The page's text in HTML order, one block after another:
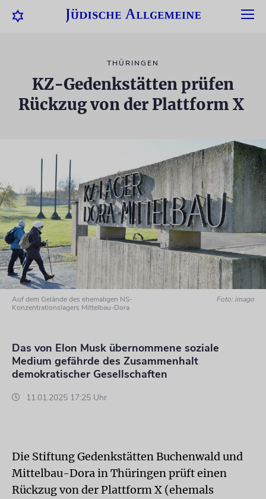
THÜRINGEN
KZ-Gedenkstätten prüfen
Rückzug von der Plattform X
Auf dem Gelände des ehemaligen NS-
Konzentrationslagers Mittelbau-Dora
Foto: imago
Das von Elon Musk übernommene soziale
Medium gefährde des Zusammenhalt
demokratischer Gesellschaften
11.01.2025 17:25 Uhr
Die Stiftung Gedenkstätten Buchenwald und
Mittelbau-Dora in Thüringen prüft einen
Rückzug von der Plattform X (ehemals